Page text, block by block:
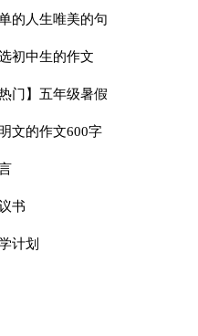
的人生唯美的句
初中生的作文
锦5篇
热门】五年级暑假
字汇总5篇
文的作文600字
书
计划